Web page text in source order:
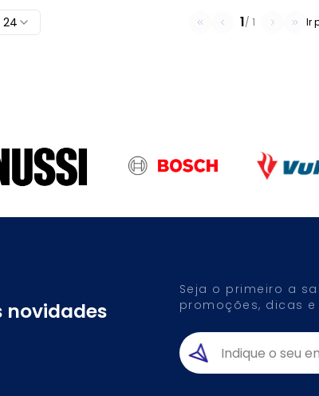
1/ 1 Ir
24
novidades
Seja o primeiro a
promoções, dicas